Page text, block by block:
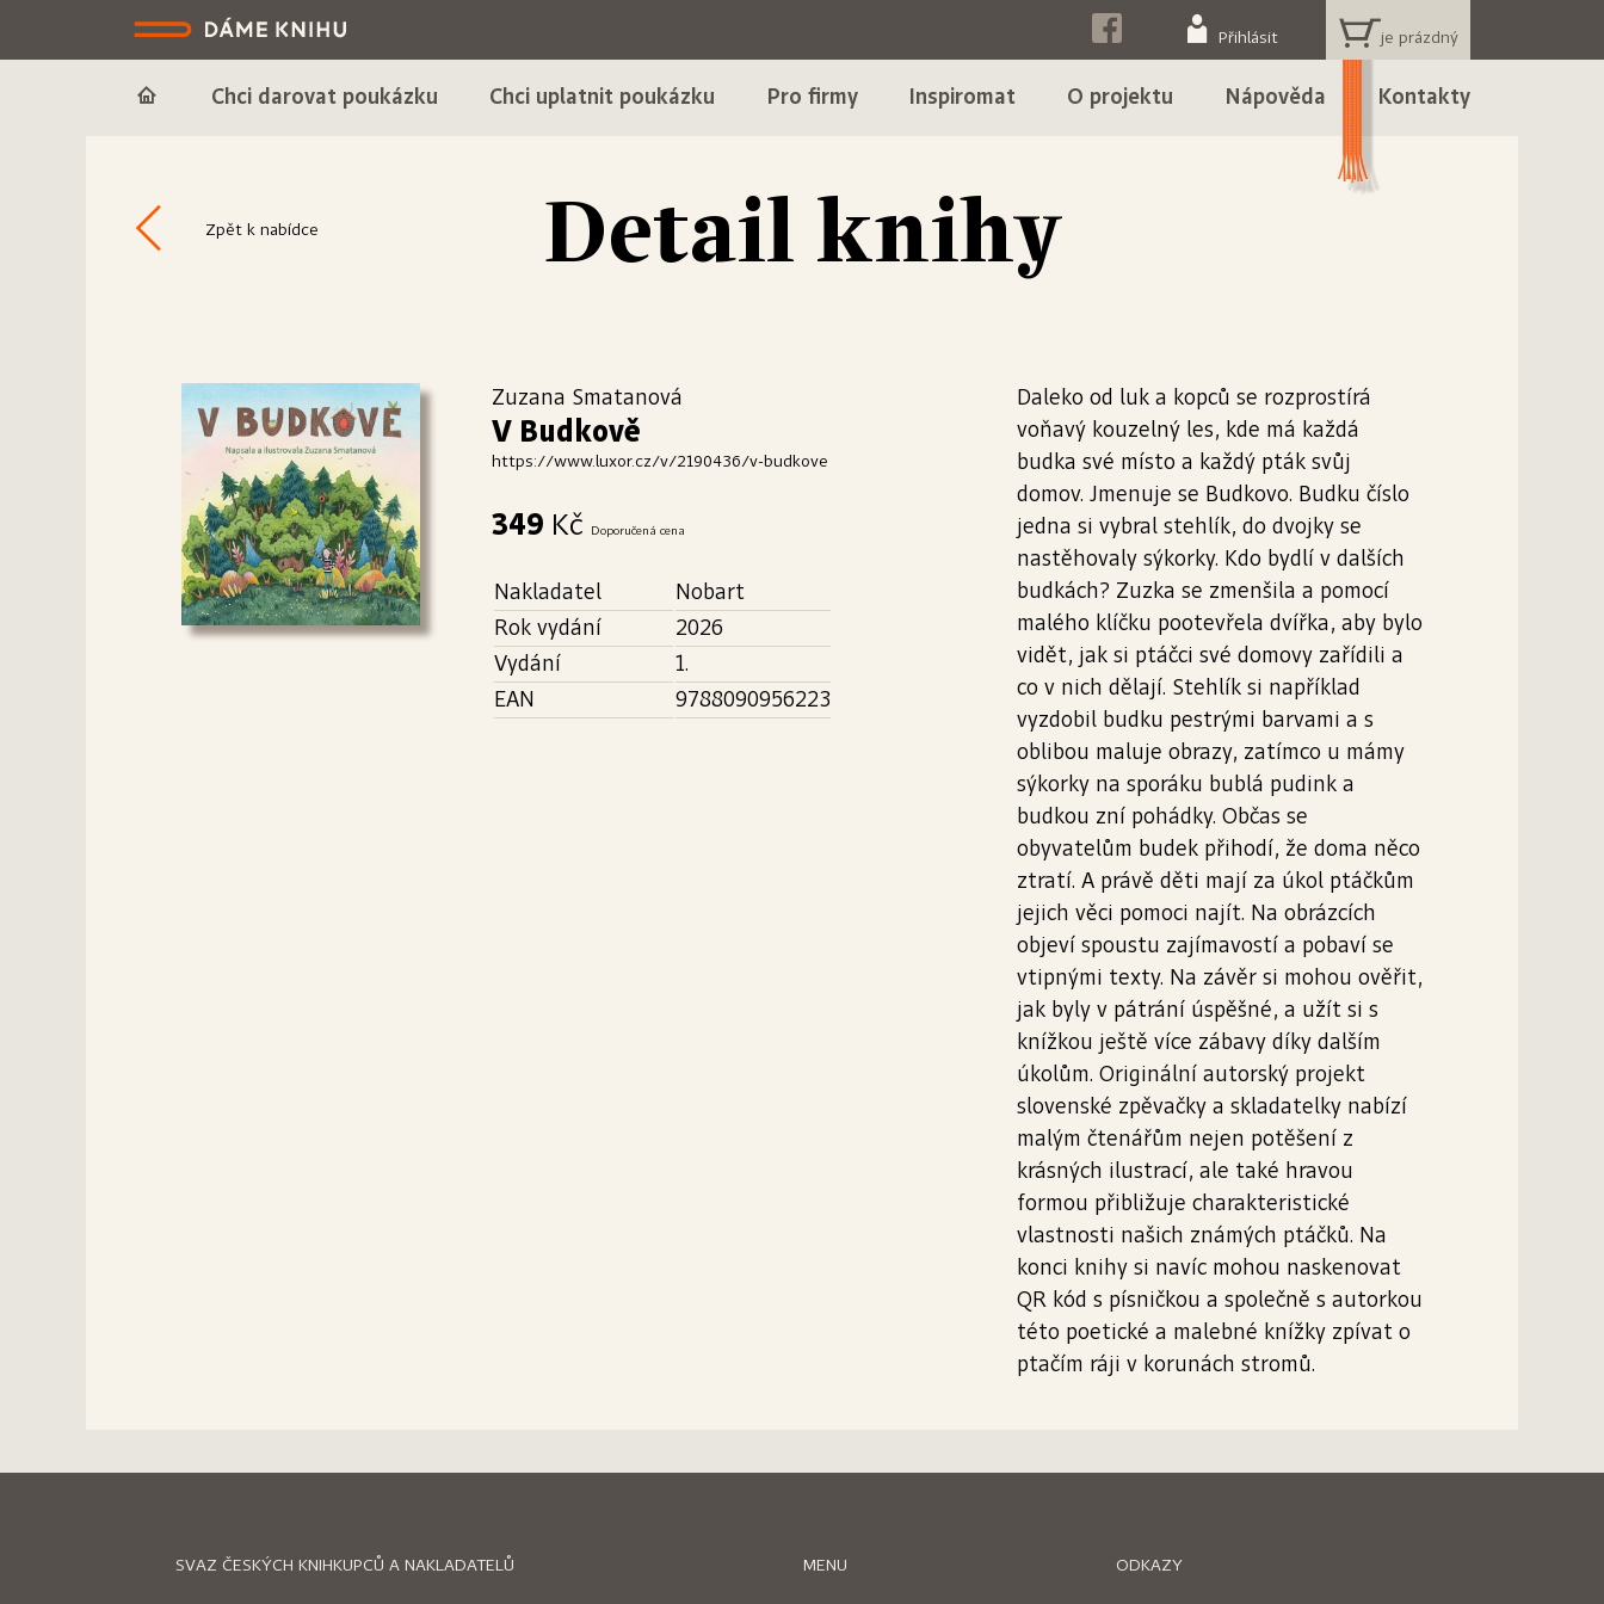
Přihlásit
Chci darovat poukázku Chci uplatnit poukázku Pro firmy Inspiromat O projektu Nápověda Kontakty
KOŠÍK
Zpět k nabídce Detail knihy
Zuzana Smatanová
V Budkově
https://www.luxor.cz/v/2190436/v-budkove
349 Kč Doporučená cena
Nakladatel
Nobart
Rok vydání
2026
Vydání
1.
EAN
9788090956223
Daleko od luk a kopců se rozprostírá
voňavý kouzelný les, kde má každá
budka své místo a každý pták svůj
domov. Jmenuje se Budkovo. Budku číslo
jedna si vybral stehlík, do dvojky se
nastěhovaly sýkorky. Kdo bydlí v dalších
budkách? Zuzka se zmenšila a pomocí
malého klíčku pootevřela dvířka, aby bylo
vidět, jak si ptáčci své domovy zařídili a
co v nich dělají. Stehlík si například
vyzdobil budku pestrými barvami a s
oblibou maluje obrazy, zatímco u mámy
sýkorky na sporáku bublá pudink a
budkou zní pohádky. Občas se
obyvatelům budek přihodí, že doma něco
ztratí. A právě děti mají za úkol ptáčkům
jejich věci pomoci najít. Na obrázcích
objeví spoustu zajímavostí a pobaví se
vtipnými texty. Na závěr si mohou ověřit,
jak byly v pátrání úspěšné, a užít si s
knížkou ještě více zábavy díky dalším
úkolům. Originální autorský projekt
slovenské zpěvačky a skladatelky nabízí
malým čtenářům nejen potěšení z
krásných ilustrací, ale také hravou
formou přibližuje charakteristické
vlastnosti našich známých ptáčků. Na
konci knihy si navíc mohou naskenovat
QR kód s písničkou a společně s autorkou
této poetické a malebné knížky zpívat o
ptačím ráji v korunách stromů.
SVAZ ČESKÝCH KNIHKUPCŮ A NAKLADATELŮ MENU ODKAZY